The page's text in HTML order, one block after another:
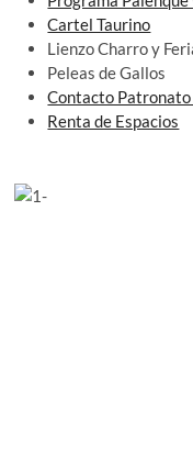
Cartel Taurino
Lienzo Charro y
Peleas de Gallos
Contacto Patronato
Renta de Espacios